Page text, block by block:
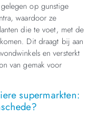
op gunstige
waardoor ze
die te voet, met de
Dit draagt bij aan
en versterkt
van gemak voor
supermarkten: